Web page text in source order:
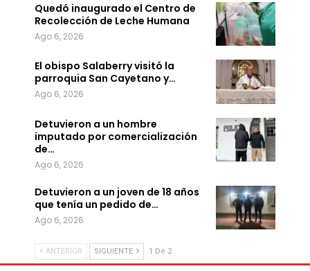
Quedó inaugurado el Centro de
Recolección de Leche Humana
Ago 6, 2026
El obispo Salaberry visitó la
parroquia San Cayetano y…
Ago 6, 2026
Detuvieron a un hombre
imputado por comercialización
de…
Ago 6, 2026
Detuvieron a un joven de 18 años
que tenía un pedido de…
Ago 6, 2026
ANTERIOR SIGUIENTE 1 De 2